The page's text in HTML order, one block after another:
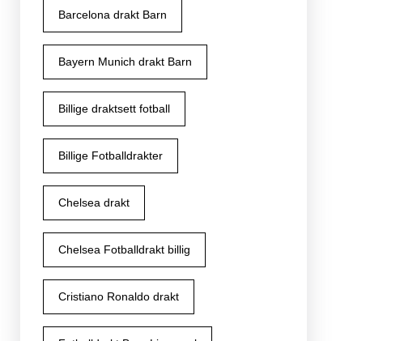
Barcelona drakt Barn
Bayern Munich drakt Barn
Billige draktsett fotball
Billige Fotballdrakter
Chelsea drakt
Chelsea Fotballdrakt billig
Cristiano Ronaldo drakt